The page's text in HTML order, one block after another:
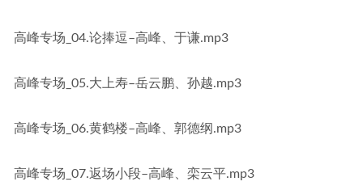
高峰专场_04.论捧逗–高峰、于谦.mp3
高峰专场_05.大上寿–岳云鹏、孙越.mp3
高峰专场_06.黄鹤楼–高峰、郭德纲.mp3
高峰专场_07.返场小段–高峰、栾云平.mp3